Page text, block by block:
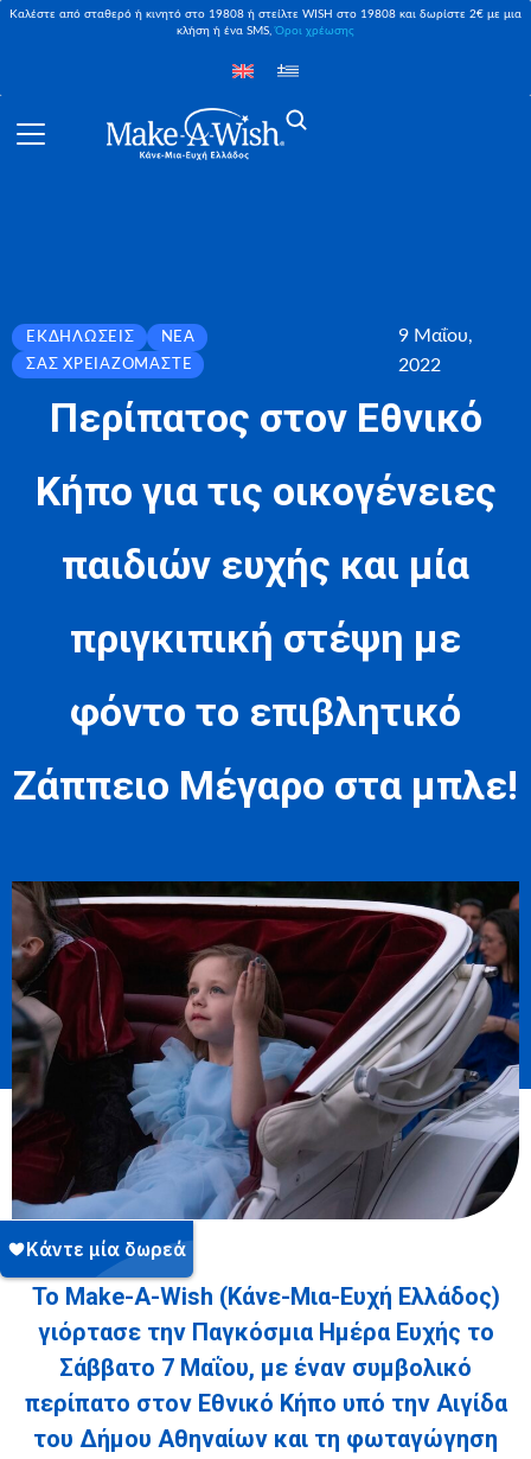
Καλέστε από σταθερό ή κινητό στο 19808 ή στείλτε WISH στο 19808 και δωρίστε 2€ με μια
κλήση ή ένα SMS,Όροι χρέωσης
ΕΚΔΗΛΏΣΕΙΣ
ΝΈΑ
ΣΑΣ ΧΡΕΙΑΖΌΜΑΣΤΕ
9 Μαΐου,
2022
Περίπατος στον Εθνικό
Κήπο για τις οικογένειες
παιδιών ευχής και μία
πριγκιπική στέψη με
φόντο το επιβλητικό
Ζάππειο Μέγαρο στα μπλε!
Το Make-A-Wish (Κάνε-Μια-Ευχή Ελλάδος)
γιόρτασε την Παγκόσμια Ημέρα Ευχής το
Σάββατο 7 Μαΐου, με έναν συμβολικό
περίπατο στον Εθνικό Κήπο υπό την Αιγίδα
του Δήμου Αθηναίων και τη φωταγώγηση